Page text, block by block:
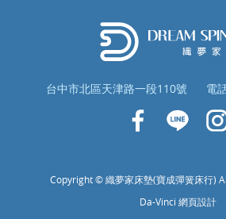
台中市北區天津路一段110號 電
Copyright © 織夢家床墊(寶成彈簧床行)
Da-Vinci 網頁設計